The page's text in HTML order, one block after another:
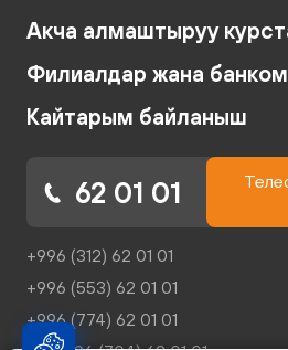
Акча алмаштыруу
Филиалдар жана
Кайтарым байланыш
62 01 01
+996 (312) 62 01 01
+996 (553) 62 01 01
+996 (774) 62 01 01